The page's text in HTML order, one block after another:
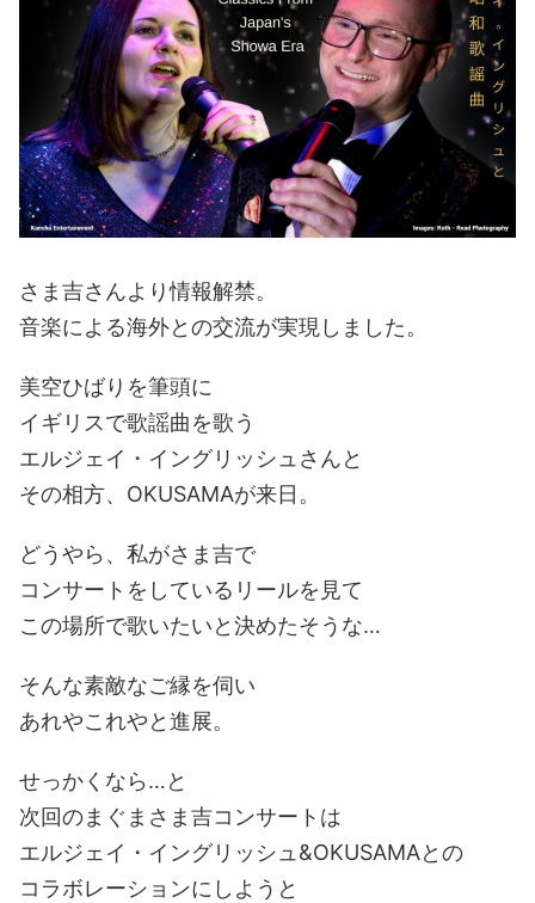
さま吉さんより情報解禁。
音楽による海外との交流が実現しました。
美空ひばりを筆頭に
イギリスで歌謡曲を歌う
エルジェイ・イングリッシュさんと
その相方、OKUSAMAが来日。
どうやら、私がさま吉で
コンサートをしているリールを見て
この場所で歌いたいと決めたそうな…
そんな素敵なご縁を伺い
あれやこれやと進展。
せっかくなら…と
次回のまぐまさま吉コンサートは
エルジェイ・イングリッシュ&OKUSAMAとの
コラボレーションにしようと